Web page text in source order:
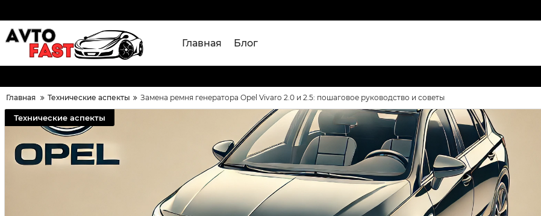
Главная Блог
Главная Технические аспекты Замена ремня генератора Opel Vivaro 2.0 и 2.5: пошаговое руководство и советы
Технические аспекты